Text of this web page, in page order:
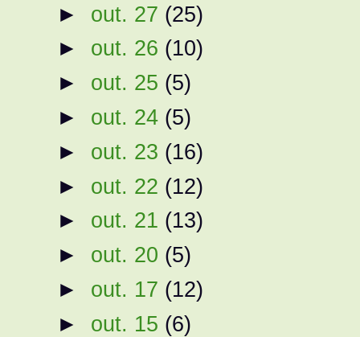
► out. 27 (25)
► out. 26 (10)
► out. 25 (5)
► out. 24 (5)
► out. 23 (16)
► out. 22 (12)
► out. 21 (13)
► out. 20 (5)
► out. 17 (12)
► out. 15 (6)